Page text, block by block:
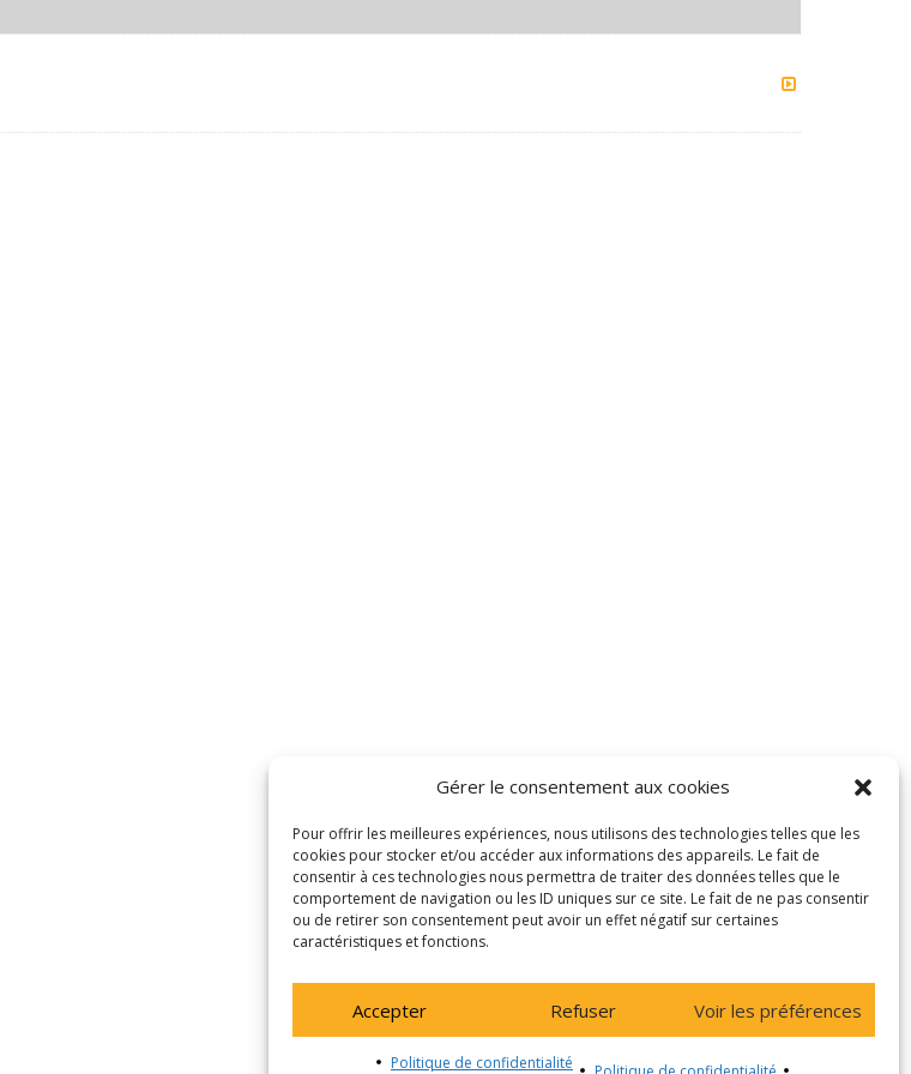
Gérer le consentement aux cookies
Pour offrir les meilleures expériences, nous utilisons des technologies telles que les
cookies pour stocker et/ou accéder aux informations des appareils. Le fait de
consentir à ces technologies nous permettra de traiter des données telles que le
comportement de navigation ou les ID uniques sur ce site. Le fait de ne pas consentir
ou de retirer son consentement peut avoir un effet négatif sur certaines
caractéristiques et fonctions.
Accepter Refuser Voir les préférences
Politique de confidentialité